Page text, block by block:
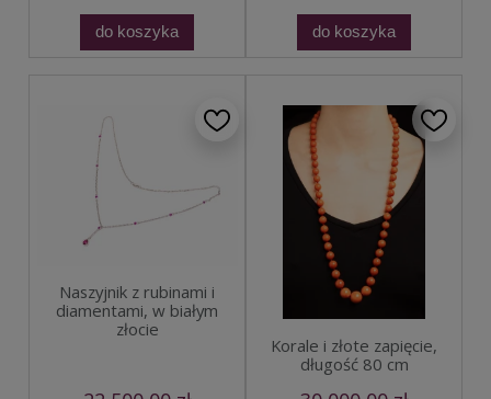
do koszyka do koszyka
Naszyjnik z rubinami i
diamentami, w białym
złocie
Korale i złote zapięcie,
długość 80 cm